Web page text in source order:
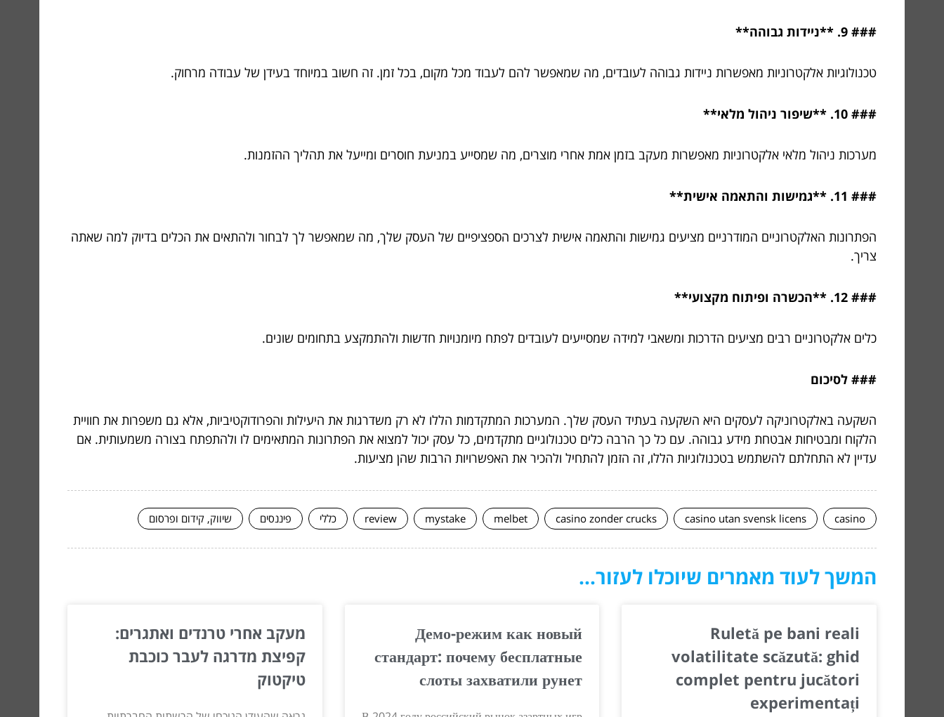
### 9. **ניידות גבוהה**
טכנולוגיות אלקטרוניות מאפשרות ניידות גבוהה לעובדים, מה שמאפשר להם לעבוד מכל מקום, בכל זמן. זה חשוב במיוחד בעידן של עבודה מרחוק.
### 10. **שיפור ניהול מלאי**
מערכות ניהול מלאי אלקטרוניות מאפשרות מעקב בזמן אמת אחרי מוצרים, מה שמסייע במניעת חוסרים ומייעל את תהליך ההזמנות.
### 11. **גמישות והתאמה אישית**
הפתרונות האלקטרוניים המודרניים מציעים גמישות והתאמה אישית לצרכים הספציפיים של העסק שלך, מה שמאפשר לך לבחור ולהתאים את הכלים בדיוק למה שאתה
צריך.
### 12. **הכשרה ופיתוח מקצועי**
כלים אלקטרוניים רבים מציעים הדרכות ומשאבי למידה שמסייעים לעובדים לפתח מיומנויות חדשות ולהתמקצע בתחומים שונים.
### לסיכום
השקעה באלקטרוניקה לעסקים היא השקעה בעתיד העסק שלך. המערכות המתקדמות הללו לא רק משדרגות את היעילות והפרודוקטיביות, אלא גם משפרות את חוויית
הלקוח ומבטיחות אבטחת מידע גבוהה. עם כל כך הרבה כלים טכנולוגיים מתקדמים, כל עסק יכול למצוא את הפתרונות המתאימים לו ולהתפתח בצורה משמעותית. אם
עדיין לא התחלתם להשתמש בטכנולוגיות הללו, זה הזמן להתחיל ולהכיר את האפשרויות הרבות שהן מציעות.
casino
casino utan svensk licens
casino zonder crucks
melbet
mystake
review כללי פיננסים שיווק, קידום ופרסום
המשך לעוד מאמרים שיוכלו לעזור...
Ruletă pe bani reali
volatilitate scăzută: ghid
complet pentru jucători
experimentați
Демо-режим как новый
стандарт: почему бесплатные
слоты захватили рунет
מעקב אחרי טרנדים ואתגרים:
קפיצת מדרגה לעבר כוכבת
טיקטוק